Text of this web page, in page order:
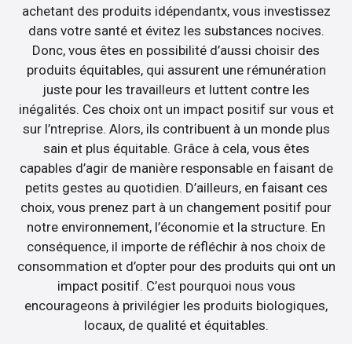
achetant des produits idépendantx, vous investissez
dans votre santé et évitez les substances nocives.
Donc, vous êtes en possibilité d’aussi choisir des
produits équitables, qui assurent une rémunération
juste pour les travailleurs et luttent contre les
inégalités. Ces choix ont un impact positif sur vous et
sur l’ntreprise. Alors, ils contribuent à un monde plus
sain et plus équitable. Grâce à cela, vous êtes
capables d’agir de manière responsable en faisant de
petits gestes au quotidien. D’ailleurs, en faisant ces
choix, vous prenez part à un changement positif pour
notre environnement, l’économie et la structure. En
conséquence, il importe de réfléchir à nos choix de
consommation et d’opter pour des produits qui ont un
impact positif. C’est pourquoi nous vous
encourageons à privilégier les produits biologiques,
locaux, de qualité et équitables.